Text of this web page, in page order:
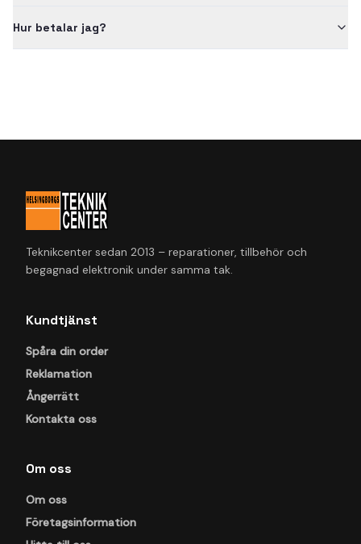
Hur betalar jag?
Teknikcenter sedan 2013 – reparationer, tillbehör och
begagnad elektronik under samma tak.
Kundtjänst
Spåra din order
Reklamation
Ångerrätt
Kontakta oss
Om oss
Om oss
Företagsinformation